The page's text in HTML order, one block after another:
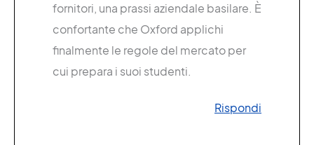
fornitori, una prassi aziendale basilare. È
confortante che Oxford applichi
finalmente le regole del mercato per
cui prepara i suoi studenti.
Rispondi